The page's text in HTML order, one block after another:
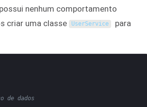
nenhum comportamento
criar uma classe UserService para
de dados